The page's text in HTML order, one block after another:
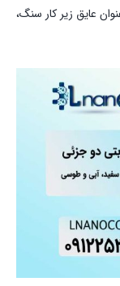
عایق زیر کار سنگ،